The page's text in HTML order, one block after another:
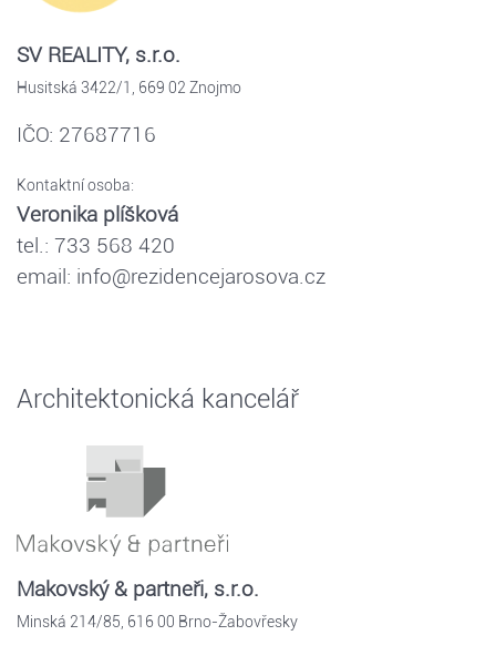
SV REALITY, s.r.o.
Husitská 3422/1, 669 02 Znojmo
IČO: 27687716
Kontaktní osoba:
Veronika plíšková
tel.: 733 568 420
email: info@rezidencejarosova.cz
Architektonická kancelář
Makovský & partneři, s.r.o.
Minská 214/85, 616 00 Brno-Žabovřesky